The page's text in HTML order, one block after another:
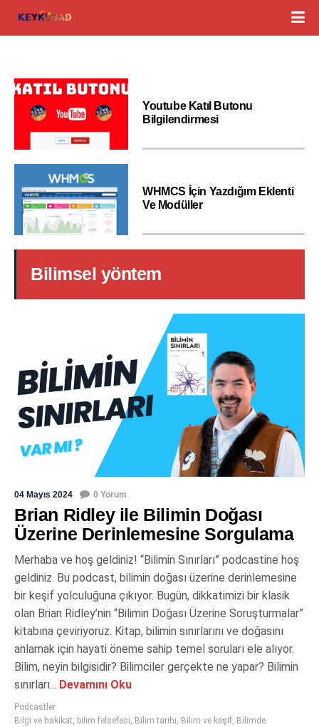
Youtube Katıl Butonu
Bilgilendirmesi
WHMCS İçin Yazdığım Eklenti
Ve Modüller
Bilimsel yöntem
04 Mayıs 2024 0 Yorum
Brian Ridley ile Bilimin Doğası
Üzerine Derinlemesine Sorgulama
Merhaba ve hoş geldiniz! “Bilimin Sınırları” podcastine hoş
geldiniz. Bu podcast, bilimin doğası üzerine derinlemesine
bir keşif yolculuğuna çıkıyor. Bugün, dikkatimizi bir klasik
olan Brian Ridley’nin “Bilimin Doğası Üzerine Soruşturmalar”
kitabına çeviriyoruz. Kitap, bilimin sınırlarını ve doğasını
anlamak için hayati öneme sahip temel soruları ele alıyor.
Bilim, neyin bilgisidir? Bilimciler gerçekte ne yapar? Bilimin
sınırları... Devamını Oku
Podcastler
Bilgi ve hakikat, bilim felsefesi, Bilim tarihi, Bilim ve keşif, Bilimde